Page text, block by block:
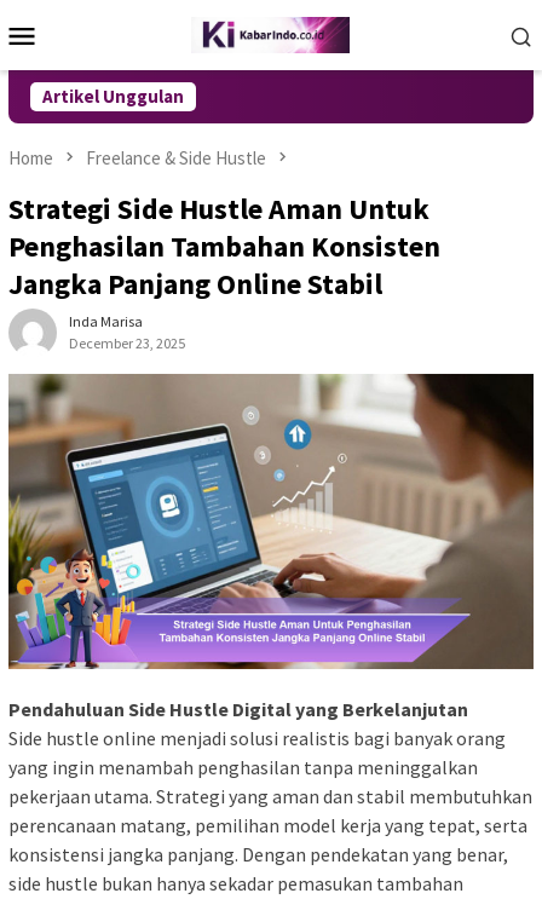
to
Menu
Artikel Unggulan
Home Freelance & Side Hustle
Strategi Side Hustle Aman Untuk
Penghasilan Tambahan Konsisten
Jangka Panjang Online Stabil
Inda Marisa
December 23, 2025
Pendahuluan Side Hustle Digital yang Berkelanjutan
Side hustle online menjadi solusi realistis bagi banyak orang
yang ingin menambah penghasilan tanpa meninggalkan
pekerjaan utama. Strategi yang aman dan stabil membutuhkan
perencanaan matang, pemilihan model kerja yang tepat, serta
konsistensi jangka panjang. Dengan pendekatan yang benar,
side hustle bukan hanya sekadar pemasukan tambahan